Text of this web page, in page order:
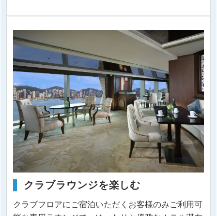
クラブラウンジを楽しむ
クラブフロアにご宿泊いただくお客様のみご利用可